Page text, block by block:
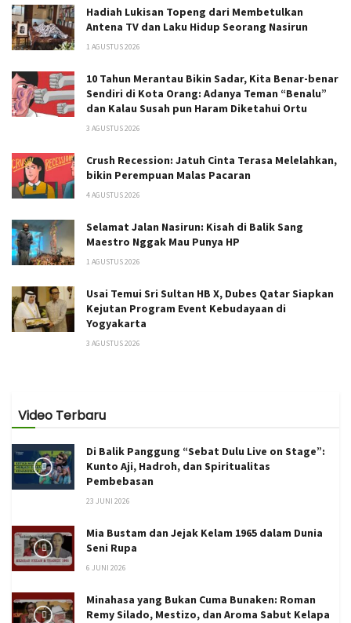
Hadiah Lukisan Topeng dari Membetulkan
Antena TV dan Laku Hidup Seorang Nasirun
1 AGUSTUS 2026
10 Tahun Merantau Bikin Sadar, Kita Benar-benar
Sendiri di Kota Orang: Adanya Teman “Benalu”
dan Kalau Susah pun Haram Diketahui Ortu
3 AGUSTUS 2026
Crush Recession: Jatuh Cinta Terasa Melelahkan,
bikin Perempuan Malas Pacaran
4 AGUSTUS 2026
Selamat Jalan Nasirun: Kisah di Balik Sang
Maestro Nggak Mau Punya HP
1 AGUSTUS 2026
Usai Temui Sri Sultan HB X, Dubes Qatar Siapkan
Kejutan Program Event Kebudayaan di
Yogyakarta
3 AGUSTUS 2026
Video Terbaru
Di Balik Panggung “Sebat Dulu Live on Stage”:
Kunto Aji, Hadroh, dan Spiritualitas
Pembebasan
23 JUNI 2026
Mia Bustam dan Jejak Kelam 1965 dalam Dunia
Seni Rupa
6 JUNI 2026
Minahasa yang Bukan Cuma Bunaken: Roman
Remy Silado, Mestizo, dan Aroma Sabut Kelapa